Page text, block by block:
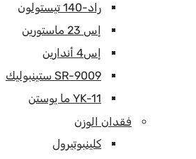
راد-140 تيستولون
إس 23 ماستورين
إس4 أندارين
SR-9009 ستينبوليك
YK-11 ما يوستن
فقدان الوزن
كلينبوتيرول